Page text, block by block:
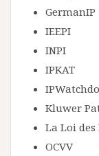
GermanIP
IEEPI
INPI
IPKAT
Kluwer
La Loi des
OCVV